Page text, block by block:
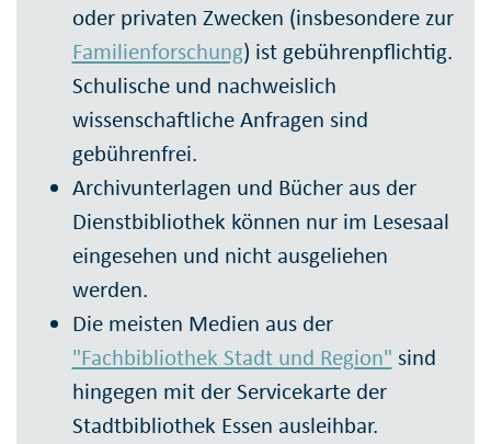
oder privaten Zwecken (insbesondere zur
Familienforschung) ist gebührenpflichtig.
Schulische und nachweislich
wissenschaftliche Anfragen sind
gebührenfrei.
Archivunterlagen und Bücher aus der
Dienstbibliothek können nur im Lesesaal
eingesehen und nicht ausgeliehen
werden.
Die meisten Medien aus der
"Fachbibliothek Stadt und Region" sind
hingegen mit der Servicekarte der
Stadtbibliothek Essen ausleihbar.